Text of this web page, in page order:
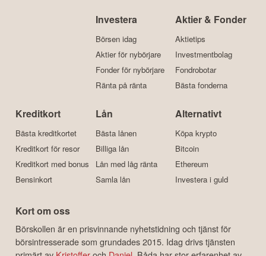
Investera
Börsen idag
Aktier för nybörjare
Fonder för nybörjare
Ränta på ränta
Aktier & Fonder
Aktietips
Investmentbolag
Fondrobotar
Bästa fonderna
Kreditkort
Bästa kreditkortet
Kreditkort för resor
Kreditkort med bonus
Bensinkort
Lån
Bästa lånen
Billiga lån
Lån med låg ränta
Samla lån
Alternativt
Köpa krypto
Bitcoin
Ethereum
Investera i guld
Kort om oss
Börskollen är en prisvinnande nyhetstidning och tjänst för
börsintresserade som grundades 2015. Idag drivs tjänsten